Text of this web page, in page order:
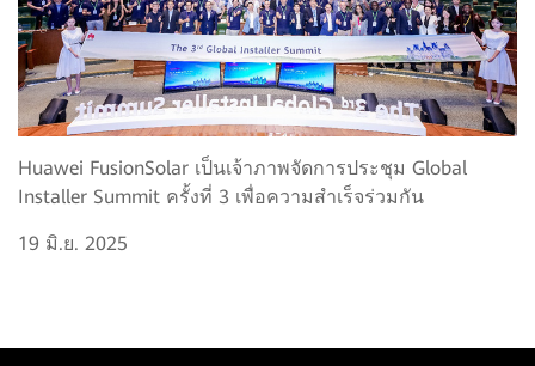
Huawei FusionSolar เป็นเจ้าภาพจัดการประชุม Global
Installer Summit ครั้งที่ 3 เพื่อความสำเร็จร่วมกัน
19 มิ.ย. 2025